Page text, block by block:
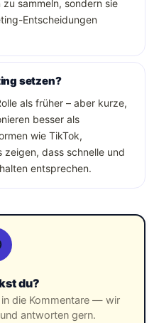
sammeln, sondern sie
Entscheidungen
setzen?
als früher – aber kurze,
besser als
wie TikTok,
zeigen, dass schnelle und
entsprechen.
du?
die Kommentare — wir
antworten gern.